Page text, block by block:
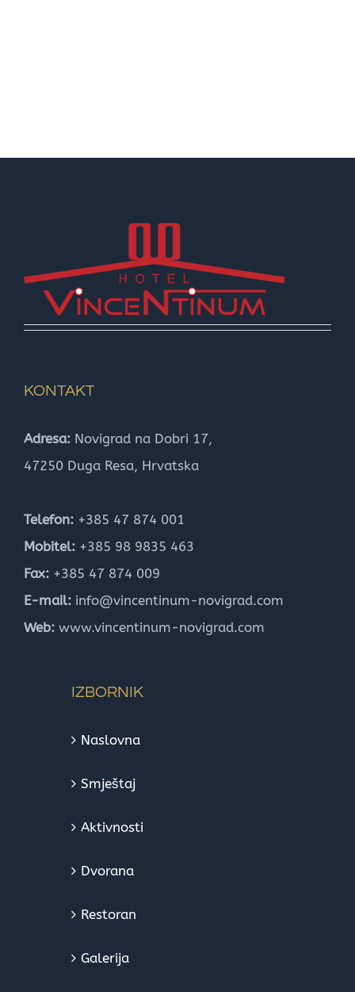
KONTAKT
Adresa: Novigrad na Dobri 17,
47250 Duga Resa, Hrvatska
Telefon: +385 47 874 001
Mobitel: +385 98 9835 463
Fax: +385 47 874 009
E-mail: info@vincentinum-novigrad.com
Web: www.vincentinum-novigrad.com
IZBORNIK
Naslovna
Smještaj
Aktivnosti
Dvorana
Restoran
Galerija